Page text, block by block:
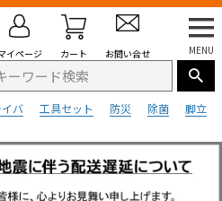
MENU
バ 工具セット 防災 除菌
脚立
イページ カート お問い合せ